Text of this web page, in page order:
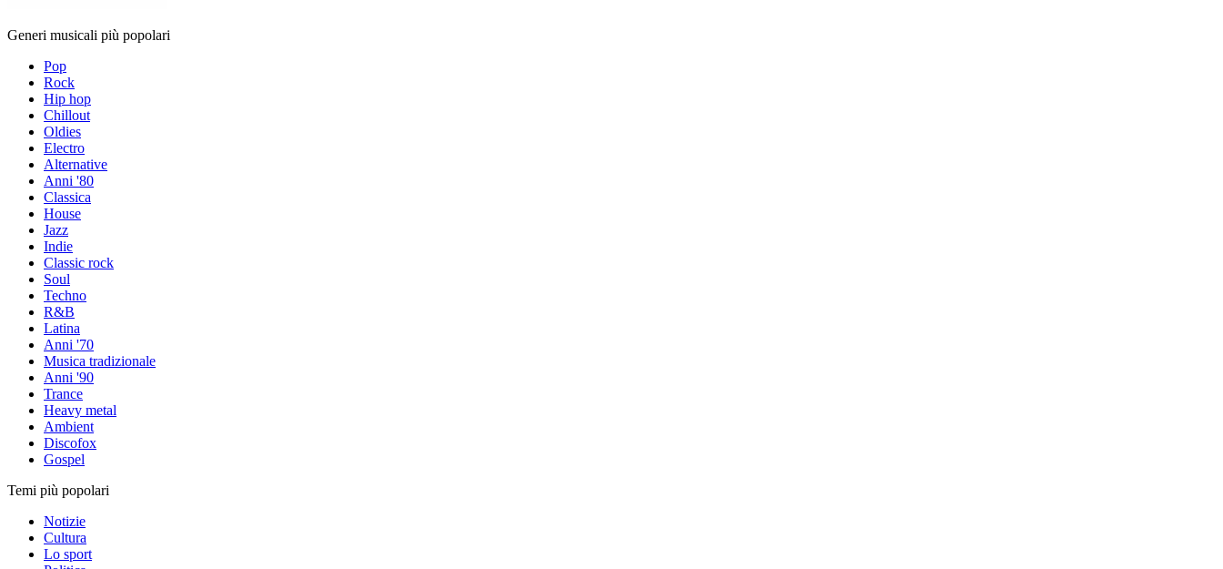
Generi musicali più popolari
Pop
Rock
Hip hop
Chillout
Oldies
Electro
Alternative
Anni '80
Classica
House
Jazz
Indie
Classic rock
Soul
Techno
R&B
Latina
Anni '70
Musica tradizionale
Anni '90
Trance
Heavy metal
Ambient
Discofox
Gospel
Temi più popolari
Notizie
Cultura
Lo sport